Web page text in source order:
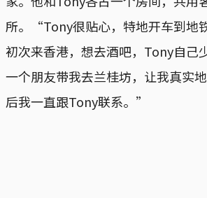
所。“Tony很贴心，特地开车到地
初次来香港，想去酒吧，Tony自己
一个朋友带我去兰桂坊，让我真实
后我一直跟Tony联系。”